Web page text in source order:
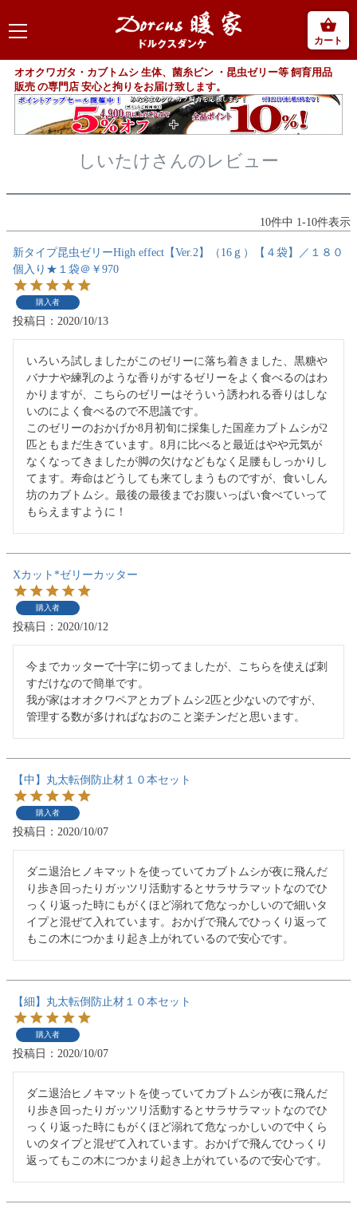
カート
オオクワガタ・カブトムシ 生体、菌糸ビン ・昆虫ゼリー等 飼育用品
販売 の専門店 安心と拘りをお届け致します。
しいたけさんのレビュー
10件中 1 -10件表示
新タイプ昆虫ゼリーHigh effect【Ver.2】（16ｇ）【４袋】／１８０
個入り★１袋＠￥970
購入者
投稿日 2020/10/13
いろいろ試しましたがこのゼリーに落ち着きました、黒糖や
バナナや練乳のような香りがするゼリーをよく食べるのはわ
かりますが、こちらのゼリーはそういう誘われる香りはしな
いのによく食べるので不思議です。
このゼリーのおかげか8月初旬に採集した国産カブトムシが2
匹ともまだ生きています。8月に比べると最近はやや元気が
なくなってきましたが脚の欠けなどもなく足腰もしっかりし
てます。寿命はどうしても来てしまうものですが、食いしん
坊のカブトムシ。最後の最後までお腹いっぱい食べていって
もらえますように！
Xカット*ゼリーカッター
購入者
投稿日 2020/10/12
今までカッターで十字に切ってましたが、こちらを使えば刺
すだけなので簡単です。
我が家はオオクワペアとカブトムシ2匹と少ないのですが、
管理する数が多ければなおのこと楽チンだと思います。
【中】丸太転倒防止材１０本セット
購入者
投稿日 2020/10/07
ダニ退治ヒノキマットを使っていてカブトムシが夜に飛んだ
り歩き回ったりガッツリ活動するとサラサラマットなのでひ
っくり返った時にもがくほど溺れて危なっかしいので細いタ
イプと混ぜて入れています。おかげで飛んでひっくり返って
もこの木につかまり起き上がれているので安心です。
【細】丸太転倒防止材１０本セット
購入者
投稿日 2020/10/07
ダニ退治ヒノキマットを使っていてカブトムシが夜に飛んだ
り歩き回ったりガッツリ活動するとサラサラマットなのでひ
っくり返った時にもがくほど溺れて危なっかしいので中くら
いのタイプと混ぜて入れています。おかげで飛んでひっくり
返ってもこの木につかまり起き上がれているので安心です。